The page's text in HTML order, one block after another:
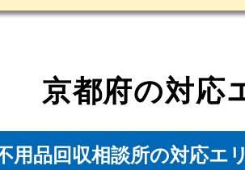
京都府の対応
用品回収相談所の対応エ